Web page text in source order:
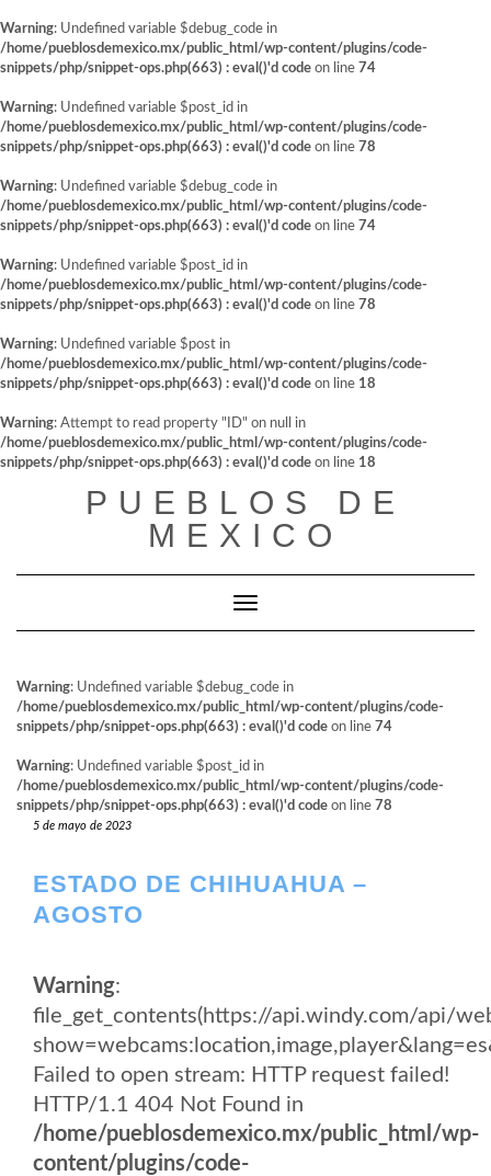
Warning: Undefined variable $debug_code in
/home/pueblosdemexico.mx/public_html/wp-content/plugins/code-
snippets/php/snippet-ops.php(663) : eval()'d code on line 74
Warning: Undefined variable $post_id in
/home/pueblosdemexico.mx/public_html/wp-content/plugins/code-
snippets/php/snippet-ops.php(663) : eval()'d code on line 78
Warning: Undefined variable $debug_code in
/home/pueblosdemexico.mx/public_html/wp-content/plugins/code-
snippets/php/snippet-ops.php(663) : eval()'d code on line 74
Warning: Undefined variable $post_id in
/home/pueblosdemexico.mx/public_html/wp-content/plugins/code-
snippets/php/snippet-ops.php(663) : eval()'d code on line 78
Warning: Undefined variable $post in
/home/pueblosdemexico.mx/public_html/wp-content/plugins/code-
snippets/php/snippet-ops.php(663) : eval()'d code on line 18
Warning: Attempt to read property "ID" on null in
/home/pueblosdemexico.mx/public_html/wp-content/plugins/code-
snippets/php/snippet-ops.php(663) : eval()'d code on line 18
PUEBLOS DE
MEXICO
Cambiar modo de navegación
Warning: Undefined variable $debug_code in
/home/pueblosdemexico.mx/public_html/wp-content/plugins/code-
snippets/php/snippet-ops.php(663) : eval()'d code on line 74
Warning: Undefined variable $post_id in
/home/pueblosdemexico.mx/public_html/wp-content/plugins/code-
snippets/php/snippet-ops.php(663) : eval()'d code on line 78
5 de mayo de 2023
ESTADO DE CHIHUAHUA –
AGOSTO
Warning:
file_get_contents(https://api.windy.com/api/
Failed to open stream: HTTP request failed!
HTTP/1.1 404 Not Found in
/home/pueblosdemexico.mx/public_html/wp-
content/plugins/code-